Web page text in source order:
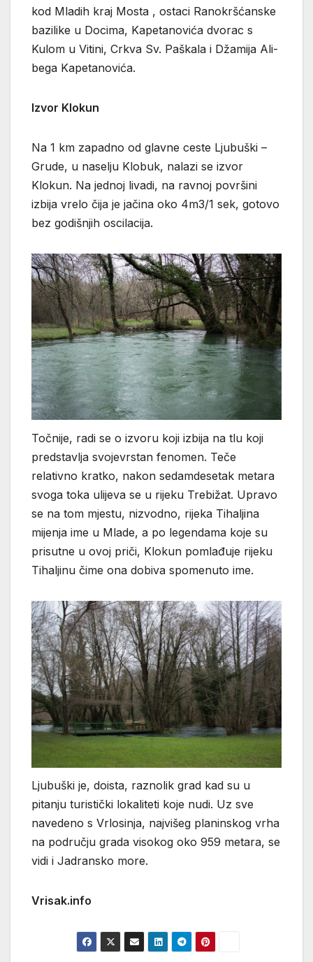
kod Mladih kraj Mosta , ostaci Ranokršćanske
bazilike u Docima, Kapetanovića dvorac s
Kulom u Vitini, Crkva Sv. Paškala i Džamija Ali-
bega Kapetanovića.
Izvor Klokun
Na 1 km zapadno od glavne ceste Ljubuški –
Grude, u naselju Klobuk, nalazi se izvor
Klokun. Na jednoj livadi, na ravnoj površini
izbija vrelo čija je jačina oko 4m3/1 sek, gotovo
bez godišnjih oscilacija.
Točnije, radi se o izvoru koji izbija na tlu koji
predstavlja svojevrstan fenomen. Teče
relativno kratko, nakon sedamdesetak metara
svoga toka ulijeva se u rijeku Trebižat. Upravo
se na tom mjestu, nizvodno, rijeka Tihaljina
mijenja ime u Mlade, a po legendama koje su
prisutne u ovoj priči, Klokun pomlađuje rijeku
Tihaljinu čime ona dobiva spomenuto ime.
Ljubuški je, doista, raznolik grad kad su u
pitanju turistički lokaliteti koje nudi. Uz sve
navedeno s Vrlosinja, najvišeg planinskog vrha
na području grada visokog oko 959 metara, se
vidi i Jadransko more.
Vrisak.info